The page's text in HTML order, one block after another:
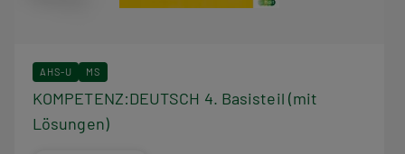
AHS-U MS
KOMPETENZ:DEUTSCH 4. Basisteil (mit
Lösungen)